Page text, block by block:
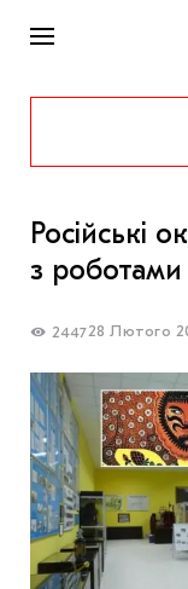
THE
Російські
з
244728 Лютого